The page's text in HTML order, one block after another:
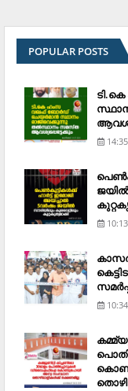
POPULAR POSTS